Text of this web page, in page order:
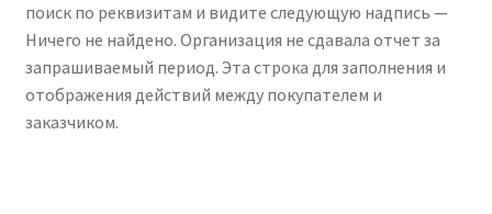
поиск по реквизитам и видите следующую надпись —
Ничего не найдено. Организация не сдавала отчет за
запрашиваемый период. Эта строка для заполнения и
отображения действий между покупателем и
заказчиком.